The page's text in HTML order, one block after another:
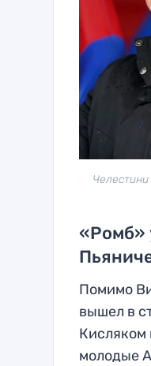
«Ромб»
Помимо
вышел в
Кисляком
молодые